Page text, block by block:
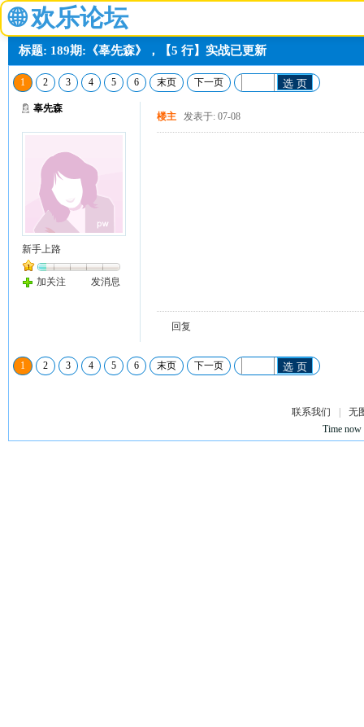
🌐 欢乐论坛
标题: 189期:《辜先森》，【5 行】实战已更新
1 2 3 4 5 6 末页 下一页 选 页
辜先森
新手上路
加关注 发消息
楼主 发表于: 07-08
回复
1 2 3 4 5 6 末页 下一页 选 页
联系我们
无
Time now